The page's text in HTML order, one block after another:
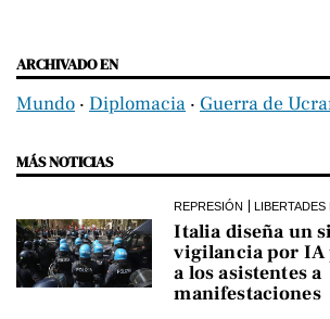
ARCHIVADO EN
Mundo ‧ Diplomacia ‧ Guerra de
MÁS NOTICIAS
REPRESIÓN LIBERTADES
Italia diseña un
vigilancia por IA
a los asistentes a
manifestaciones